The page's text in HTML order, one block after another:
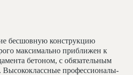
бесшовную конструкцию
максимально приближен к
бетоном, с обязательным
профессионалы-